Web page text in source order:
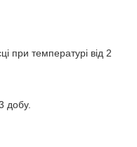
при температурі від 2
добу.